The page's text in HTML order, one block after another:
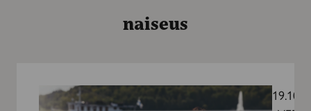
naiseus
itsestäsi